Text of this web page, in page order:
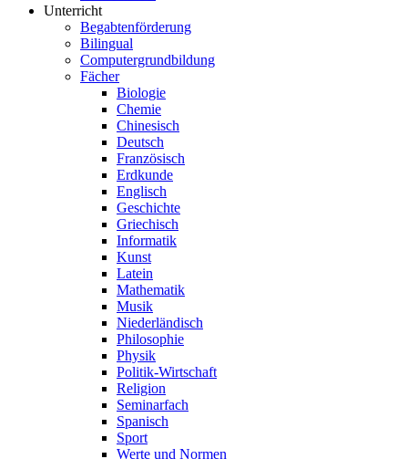
Unterricht
Begabtenförderung
Bilingual
Computergrundbildung
Fächer
Biologie
Chemie
Chinesisch
Deutsch
Französisch
Erdkunde
Englisch
Geschichte
Griechisch
Informatik
Kunst
Latein
Mathematik
Musik
Niederländisch
Philosophie
Physik
Politik-Wirtschaft
Religion
Seminarfach
Spanisch
Sport
Werte und Normen